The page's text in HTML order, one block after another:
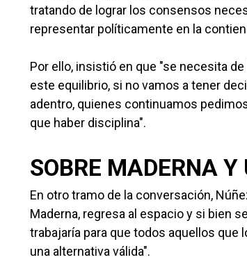
tratando de lograr los consensos
representar políticamente en la
Por ello, insistió en que "se necesita
este equilibrio, si no vamos a tener
adentro, quienes continuamos
que haber disciplina".
SOBRE MADERNA
En otro tramo de la conversación,
Maderna, regresa al espacio y si bien
trabajaría para que todos aquellos que
una alternativa válida".